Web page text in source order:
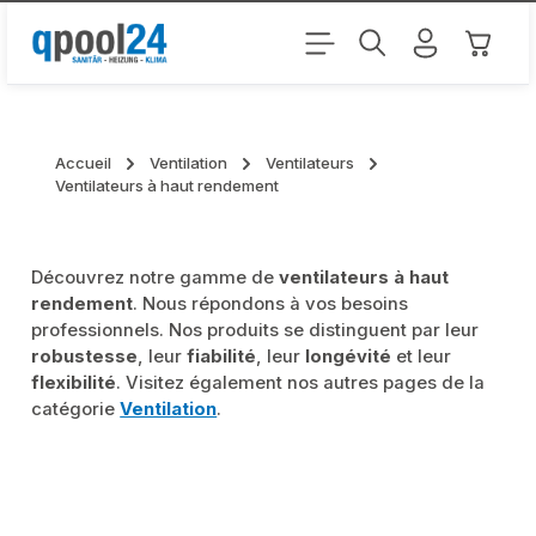
Passer au contenu principal Le
Accueil Ventilation
Ventilateurs
Ventilateurs à haut rendement
Découvrez notre gamme deventilateurs à haut
rendement. Nous répondons à vos besoins
professionnels. Nos produits se distinguent par leur
robustesse, leurfiabilité, leur longévité et leur
flexibilité. Visitez également nos autres pages de la
catégorieVentilation.